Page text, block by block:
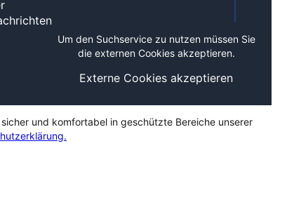
Um den Suchservice zu nutzen müssen Sie
die externen Cookies akzeptieren.
Externe Cookies akzeptieren
und komfortabel in geschützte Bereiche unserer